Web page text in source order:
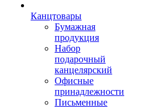
Канцтовары
Бумажная
продукция
Набор
подарочный
канцелярский
Офисные
принадлежности
Письменные